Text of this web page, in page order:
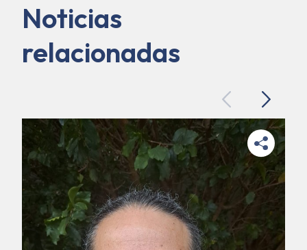
Noticias
relacionadas
PreviousNext